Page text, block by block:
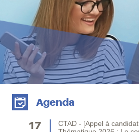
Agenda
17
CTAD - [Appel à